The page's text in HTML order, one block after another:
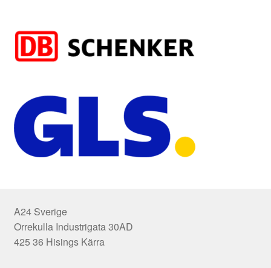
A24 Sverige
Orrekulla Industrigata 30AD
425 36 Hisings Kärra